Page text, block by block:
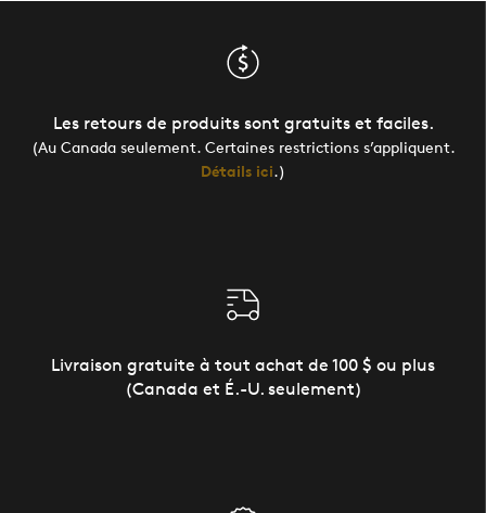
Les retours de produits sont gratuits et faciles.
(Au Canada seulement. Certaines restrictions s’appliquent.
Détails ici.)
Livraison gratuite à tout achat de 100 $ ou plus
(Canada et É.-U. seulement)